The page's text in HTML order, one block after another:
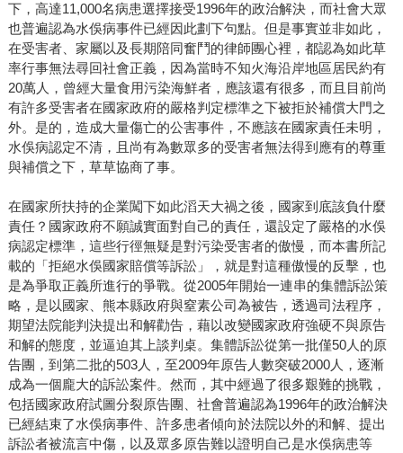
下，高達11,000名病患選擇接受1996年的政治解決，而社會大眾
也普遍認為水俁病事件已經因此劃下句點。但是事實並非如此，
在受害者、家屬以及長期陪同奮鬥的律師團心裡，都認為如此草
率行事無法尋回社會正義，因為當時不知火海沿岸地區居民約有
20萬人，曾經大量食用污染海鮮者，應該還有很多，而且目前尚
有許多受害者在國家政府的嚴格判定標準之下被拒於補償大門之
外。是的，造成大量傷亡的公害事件，不應該在國家責任未明，
水俁病認定不清，且尚有為數眾多的受害者無法得到應有的尊重
與補償之下，草草協商了事。
在國家所扶持的企業闖下如此滔天大禍之後，國家到底該負什麼
責任？國家政府不願誠實面對自己的責任，還設定了嚴格的水俁
病認定標準，這些行徑無疑是對污染受害者的傲慢，而本書所記
載的「拒絕水俁國家賠償等訴訟」，就是對這種傲慢的反擊，也
是為爭取正義所進行的爭戰。從2005年開始一連串的集體訴訟策
略，是以國家、熊本縣政府與窒素公司為被告，透過司法程序，
期望法院能判決提出和解勸告，藉以改變國家政府強硬不與原告
和解的態度，並逼迫其上談判桌。集體訴訟從第一批僅50人的原
告團，到第二批的503人，至2009年原告人數突破2000人，逐漸
成為一個龐大的訴訟案件。然而，其中經過了很多艱難的挑戰，
包括國家政府試圖分裂原告團、社會普遍認為1996年的政治解決
已經結束了水俁病事件、許多患者傾向於法院以外的和解、提出
訴訟者被流言中傷，以及眾多原告難以證明自己是水俁病患等